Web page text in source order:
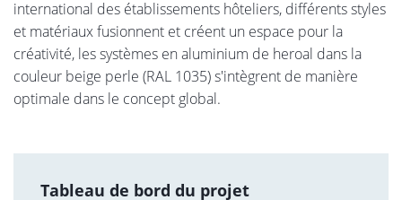
international des établissements hôteliers, différents styles
et matériaux fusionnent et créent un espace pour la
créativité, les systèmes en aluminium de heroal dans la
couleur beige perle (RAL 1035) s'intègrent de manière
optimale dans le concept global.
Tableau de bord du projet